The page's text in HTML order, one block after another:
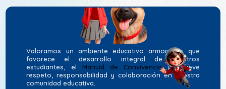
Valoramos un ambiente educativo armonioso que
favorece el desarrollo integral de nuestros
estudiantes, el Manual de Convivenciapromueve
respeto, responsabilidad y colaboración en nuestra
comunidad educativa.